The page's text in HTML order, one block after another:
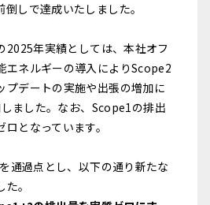
しで達成いたしました。
2025年実績としては、本社オフ
エネルギーの導入によりScope2
プデートの実施や出張の増加に
ました。なお、Scope1の排出
となっています。
通過点とし、以下の通り新たな
。